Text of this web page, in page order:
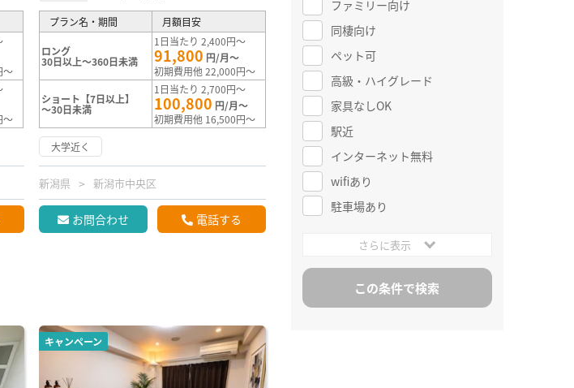
～
～
プラン名・期間 月額目安
ロング
30日以上～360日未満
1日当たり 2,400円～
91,800 円/月～
初期費用他 22,000円～
ショート【7日以上】
～30日未満
1日当たり 2,700円～
100,800 円/月～
初期費用他 16,500円～
大学近く
新潟県 新潟市中央区
お問合わせ 電話する
キャンペーン
ファミリー向け
同棲向け
ペット可
高級・ハイグレード
家具なしOK
駅近
インターネット無料
wifiあり
駐車場あり
さらに表示